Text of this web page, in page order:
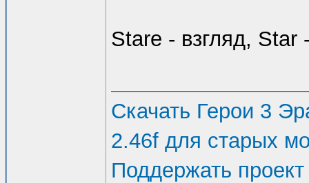
Stare - взгляд, Star
Скачать Герои 3
2.46f для старых
Поддержать проект